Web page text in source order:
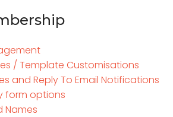
/ Template Customisations
and Reply To Email Notifications
form options
Names